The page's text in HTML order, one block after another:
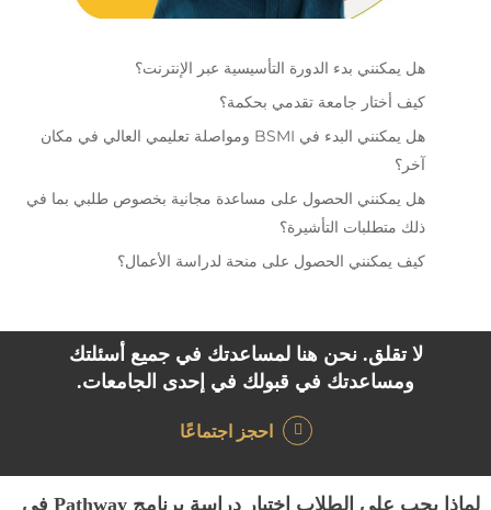
هل يمكنني بدء الدورة التأسيسية عبر الإنترنت؟
كيف أختار جامعة تقدمي بحكمة؟
هل يمكنني البدء في BSMI ومواصلة تعليمي العالي في مكان
آخر؟
هل يمكنني الحصول على مساعدة مجانية بخصوص طلبي بما في
ذلك متطلبات التأشيرة؟
كيف يمكنني الحصول على منحة لدراسة الأعمال؟
لا تقلق. نحن هنا لمساعدتك في جميع أسئلتك
ومساعدتك في قبولك في إحدى الجامعات.
احجز اجتماعًا
لماذا يجب على الطلاب اختيار دراسة برنامج Pathway في